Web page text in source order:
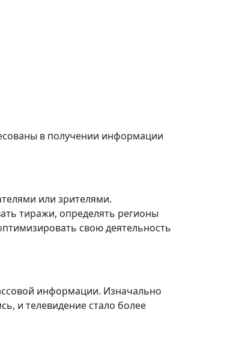
в получении информации
или зрителями.
тиражи, определять регионы
свою деятельность
информации. Изначально
и телевидение стало более